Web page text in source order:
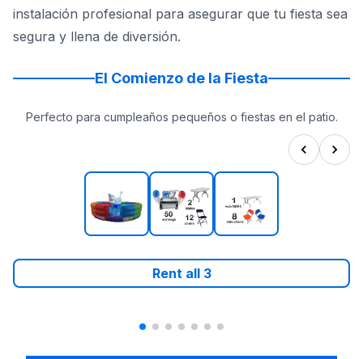
instalación profesional para asegurar que tu fiesta sea
segura y llena de diversión.
El Comienzo de la Fiesta
Perfecto para cumpleaños pequeños o fiestas en el patio.
Rent all 3